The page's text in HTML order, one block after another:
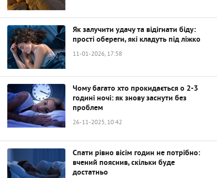
Як залучити удачу та відігнати біду:
прості обереги, які кладуть під ліжко
11-01-2026, 17:58
Чому багато хто прокидається о 2-3
годині ночі: як знову заснути без
проблем
26-11-2025, 10:42
Спати рівно вісім годин не потрібно:
вчений пояснив, скільки буде
достатньо